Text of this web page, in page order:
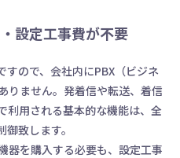
設定工事費が不要
すので、会社内にPBX（ビジネ
りません。発着信や転送、着信
利用される基本的な機能は、全
致します。
器を購入する必要も、設定工事